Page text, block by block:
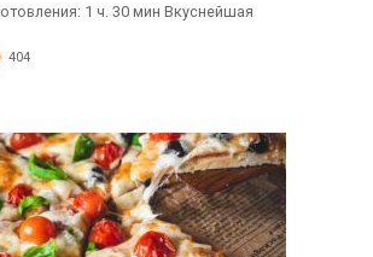
1 ч. 30 мин Вкуснейшая
404